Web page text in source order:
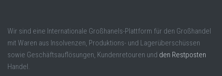
Wir sind eine Internationale Großhanels-Plattform für den Großhandel
mit Waren aus Insolvenzen, Produktions- und Lagerüberschüssen
sowie Geschäftsauflösungen, Kundenretouren und den Restposten
Handel.